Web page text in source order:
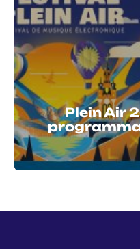
Plein Air